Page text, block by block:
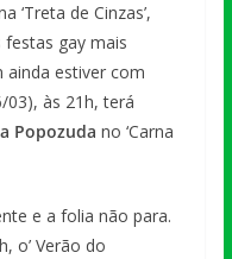
‘Treta de Cinzas’,
festas gay mais
ainda estiver com
03), às 21h, terá
Popozuda no ‘Carna
e a folia não para.
o’ Verão do